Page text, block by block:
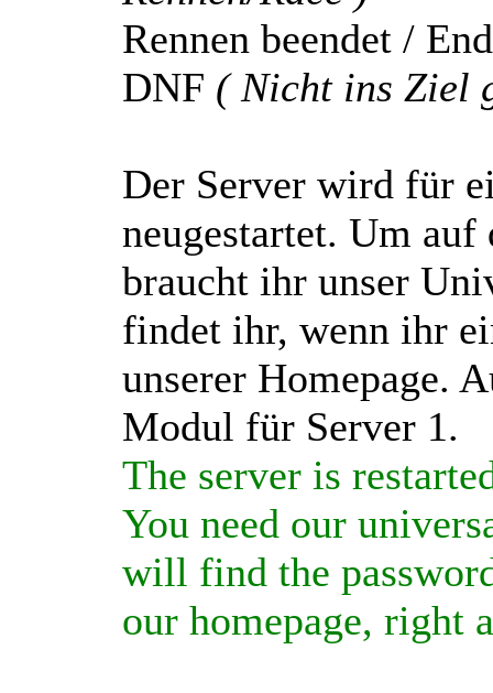
Rennen beendet /
DNF ( Nicht ins Ziel
Der Server wird für
neugestartet. Um
braucht ihr unser
findet ihr, wenn ihr
unserer Homepage.
Modul für Server 1.
The server is
You need our
will find the
our homepage, right